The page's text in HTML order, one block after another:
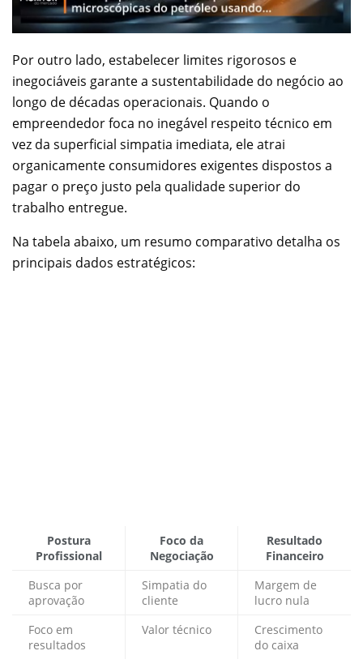
Por outro lado, estabelecer limites rigorosos e
inegociáveis garante a sustentabilidade do negócio ao
longo de décadas operacionais. Quando o
empreendedor foca no inegável respeito técnico em
vez da superficial simpatia imediata, ele atrai
organicamente consumidores exigentes dispostos a
pagar o preço justo pela qualidade superior do
trabalho entregue.
Na tabela abaixo, um resumo comparativo detalha os
principais dados estratégicos:
Postura
Profissional
Foco da
Negociação
Resultado
Financeiro
Busca por
aprovação
Simpatia do
cliente
Margem de
lucro nula
Foco em
resultados
Valor técnico
Crescimento
do caixa